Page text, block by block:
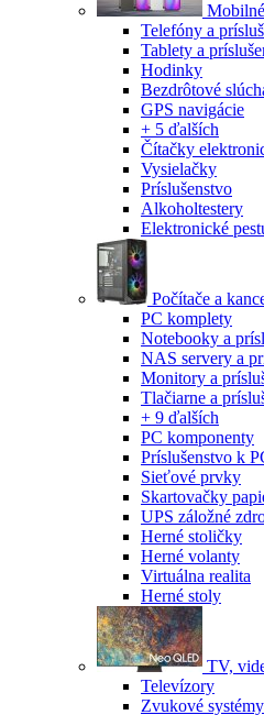
Telefóny a
Tablety a
Hodinky
Bezdrôtové
GPS navigácie
+ 5 ďalších
Čítačky
Vysielačky
Príslušenstvo
Alkoholtestery
Elektronické
Počítače a
PC komplety
Notebooky a
NAS servery a
Monitory a
Tlačiarne a
+ 9 ďalších
PC komponenty
Príslušenstvo k
Sieťové prvky
Skartovačky
UPS záložné
Herné stoličky
Herné volanty
Virtuálna realita
Herné stoly
TV,
Televízory
Zvukové systémy